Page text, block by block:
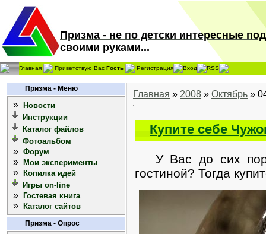
Призма - не по детски интересные
своими руками...
Главная Приветствую Вас Гость Регистрация Вход RSS
Призма - Меню
»
Новости
Инструкции
Каталог файлов
Фотоальбом
» Форум
» Мои эксперименты
»
Копилка идей
Игры on-line
» Гостевая книга
» Каталог сайтов
Призма - Опрос
Главная » 2008 » Октябрь »
Купите себе
У Вас до сих пор
гостиной? Тогда